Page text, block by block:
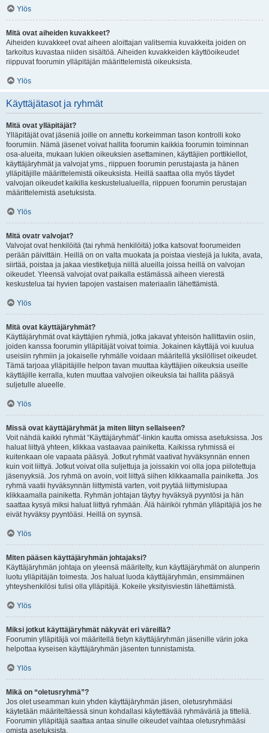
Ylös
Mitä ovat aiheiden kuvakkeet?
Aiheiden kuvakkeet ovat aiheen aloittajan valitsemia kuvakkeita joiden on
tarkoitus kuvastaa niiden sisältöä. Aiheiden kuvakkeiden käyttöoikeudet
riippuvat foorumin ylläpitäjän määrittelemistä oikeuksista.
Ylös
Käyttäjätasot ja ryhmät
Mitä ovat ylläpitäjät?
Ylläpitäjät ovat jäseniä joille on annettu korkeimman tason kontrolli koko
foorumiin. Nämä jäsenet voivat hallita foorumin kaikkia foorumin toiminnan
osa-alueita, mukaan lukien oikeuksien asettaminen, käyttäjien porttikiellot,
käyttäjäryhmät ja valvojat yms., riippuen foorumin perustajasta ja hänen
ylläpitäjille määrittelemistä oikeuksista. Heillä saattaa olla myös täydet
valvojan oikeudet kaikilla keskustelualueilla, riippuen foorumin perustajan
määrittelemistä asetuksista.
Ylös
Mitä ovatr valvojat?
Valvojat ovat henkilöitä (tai ryhmä henkilöitä) jotka katsovat foorumeiden
perään päivittäin. Heillä on on valta muokata ja poistaa viestejä ja lukita, avata,
siirtää, poistaa ja jakaa viestiketjuja niillä alueilla joissa heillä on valvojan
oikeudet. Yleensä valvojat ovat paikalla estämässä aiheen vierestä
keskustelua tai hyvien tapojen vastaisen materiaalin lähettämistä.
Ylös
Mitä ovat käyttäjäryhmät?
Käyttäjäryhmät ovat käyttäjien ryhmiä, jotka jakavat yhteisön hallittaviin osiin,
joiden kanssa foorumin ylläpitäjät voivat toimia. Jokainen käyttäjä voi kuulua
useisiin ryhmiin ja jokaiselle ryhmälle voidaan määritellä yksilölliset oikeudet.
Tämä tarjoaa ylläpitäjille helpon tavan muuttaa käyttäjien oikeuksia useille
käyttäjille kerralla, kuten muuttaa valvojien oikeuksia tai hallita pääsyä
suljetulle alueelle.
Ylös
Missä ovat käyttäjäryhmät ja miten liityn sellaiseen?
Voit nähdä kaikki ryhmät “Käyttäjäryhmät”-linkin kautta omissa asetuksissa. Jos
haluat liittyä yhteen, klikkaa vastaavaa painiketta. Kaikissa ryhmissä ei
kuitenkaan ole vapaata pääsyä. Jotkut ryhmät vaativat hyväksynnän ennen
kuin voit liittyä. Jotkut voivat olla suljettuja ja joissakin voi olla jopa piilotettuja
jäsenyyksiä. Jos ryhmä on avoin, voit liittyä siihen klikkaamalla painiketta. Jos
ryhmä vaatii hyväksynnän liittymistä varten, voit pyytää liittymislupaa
klikkaamalla painiketta. Ryhmän johtajan täytyy hyväksyä pyyntösi ja hän
saattaa kysyä miksi haluat liittyä ryhmään. Älä häiriköi ryhmän ylläpitäjiä jos he
eivät hyväksy pyyntöäsi. Heillä on syynsä.
Ylös
Miten pääsen käyttäjäryhmän johtajaksi?
Käyttäjäryhmän johtaja on yleensä määritelty, kun käyttäjäryhmät on alunperin
luotu ylläpitäjän toimesta. Jos haluat luoda käyttäjäryhmän, ensimmäinen
yhteyshenkilösi tulisi olla ylläpitäjä. Kokeile yksityisviestin lähettämistä.
Ylös
Miksi jotkut käyttäjäryhmät näkyvät eri väreillä?
Foorumin ylläpitäjä voi määritellä tietyn käyttäjäryhmän jäsenille värin joka
helpottaa kyseisen käyttäjäryhmän jäsenten tunnistamista.
Ylös
Mikä on “oletusryhmä”?
Jos olet useamman kuin yhden käyttäjäryhmän jäsen, oletusryhmääsi
käytetään määriteltäessä sinun kohdallasi käytettävää ryhmäväriä ja titteliä.
Foorumin ylläpitäjä saattaa antaa sinulle oikeudet vaihtaa oletusryhmääsi
omista asetuksista.